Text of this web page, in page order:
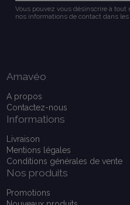
Vous pouvez vous désinscrire à tout
nos informations de contact dans
Amavéo
A propos
Contactez-nous
Informations
Livraison
Mentions légales
Conditions générales de vente
Nos produits
Promotions